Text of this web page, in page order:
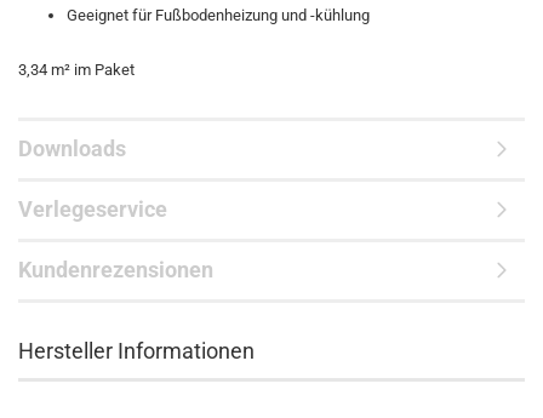
Geeignet für Fußbodenheizung und -kühlung
3,34 m² im Paket
Downloads
Verlegeservice
Kundenrezensionen
Hersteller Informationen